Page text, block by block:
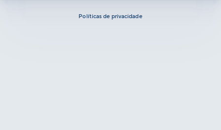
Políticas de privacidade